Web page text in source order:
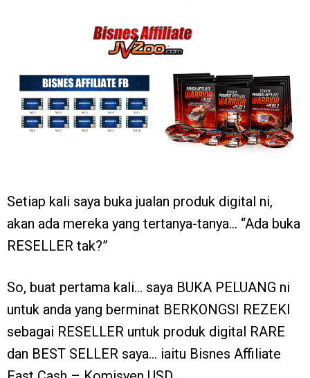
Setiap kali saya buka jualan produk digital ni,
akan ada mereka yang tertanya-tanya… “Ada buka
RESELLER tak?”
So, buat pertama kali… saya BUKA PELUANG ni
untuk anda yang berminat BERKONGSI REZEKI
sebagai RESELLER untuk produk digital RARE
dan BEST SELLER saya… iaitu Bisnes Affiliate